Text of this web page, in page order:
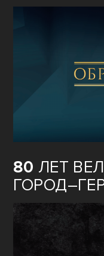
80 ЛЕТ